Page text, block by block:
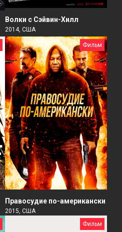
Волки с Сэйвин-Хилл
2014, США
Фильм
Правосудие по-американски
2015, США
Фильм